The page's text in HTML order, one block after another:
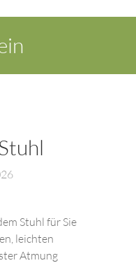
Stuhl für Sie
leichten
Atmung